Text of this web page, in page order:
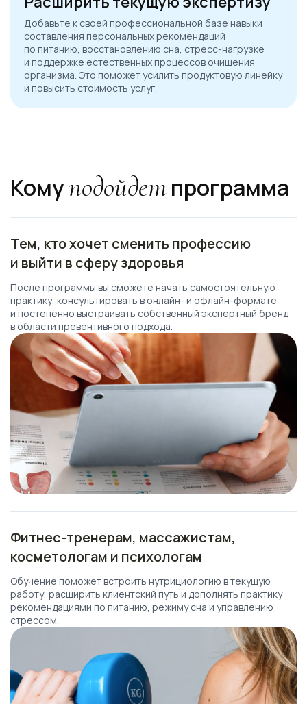
Добавьте к своей профессиональной базе навыки
составления персональных рекомендаций
по питанию, восстановлению сна, стресс-нагрузке
и поддержке естественных процессов очищения
организма. Это поможет усилить продуктовую линейку
и повысить стоимость услуг.
Комуподойдетпрограмма
Тем, кто хочет сменить профессию
и выйти в сферу здоровья
После программы вы сможете начать самостоятельную
практику, консультировать в онлайн- и офлайн-формате
и постепенно выстраивать собственный экспертный бренд
в области превентивного подхода.
Фитнес-тренерам, массажистам,
косметологам и психологам
Обучение поможет встроить нутрициологию в текущую
работу, расширить клиентский путь и дополнять практику
рекомендациями по питанию, режиму сна и управлению
стрессом.